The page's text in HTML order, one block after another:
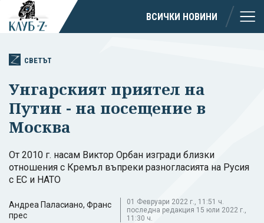
ВСИЧКИ НОВИНИ
СВЕТЪТ
Унгарският приятел на
Путин - на посещение в
Москва
От 2010 г. насам Виктор Орбан изгради близки
отношения с Кремъл въпреки разногласията на Русия
с ЕС и НАТО
Андреа Паласиано, Франс
прес
01 Февруари 2022 г., 11:51 ч.
последна редакция 15 юли 2022 г.,
11:30 ч.